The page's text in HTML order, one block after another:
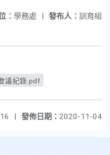
發布人： 訓育組
： 學務處 |
議紀錄.pdf
發佈日期： 2020-11-04
|